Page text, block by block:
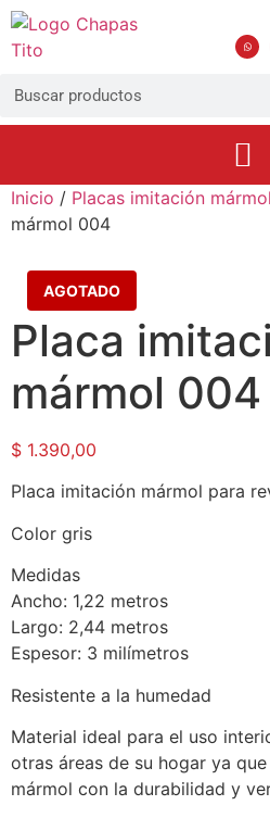
Inicio / Placas imitación mármol
mármol 004
AGOTADO
Placa
mármol 004
$ 1.390,00
Placa imitación mármol para
Color gris
Medidas
Ancho: 1,22 metros
Largo: 2,44 metros
Espesor: 3 milímetros
Resistente a la humedad
Material ideal para el uso
otras áreas de su hogar ya
mármol con la durabilidad y